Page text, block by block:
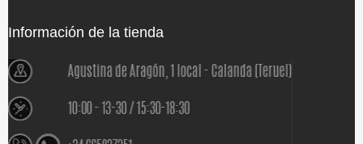
Información de la tienda